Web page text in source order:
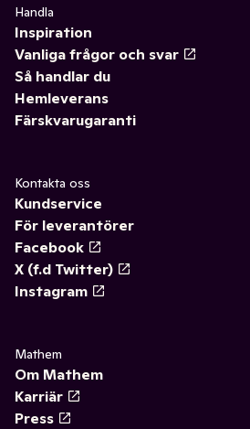
Handla
Inspiration
Vanliga frågor och svar
Så handlar du
Hemleverans
Färskvarugaranti
Kontakta oss
Kundservice
För leverantörer
Facebook
X (f.d Twitter)
Instagram
Mathem
Om Mathem
Karriär
Press